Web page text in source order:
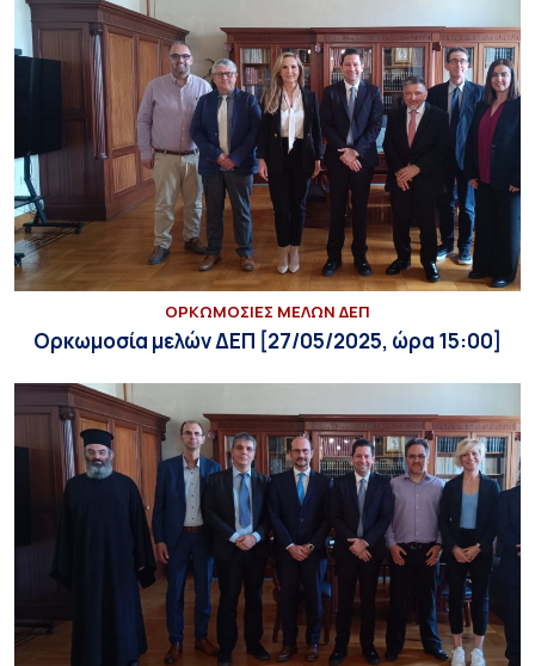
ΟΡΚΩΜΟΣΙΕΣ ΜΕΛΩΝ ΔΕΠ
Ορκωμοσία μελών ΔΕΠ [27/05/2025, ώρα 15:00]